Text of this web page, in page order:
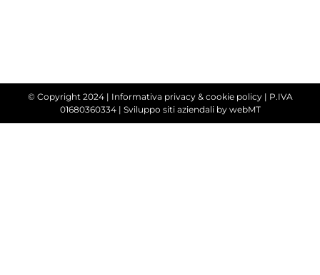
© Copyright 2024 | Informativa privacy & cookie policy| P.IVA
01680360334 | Sviluppo siti aziendaliby webMT